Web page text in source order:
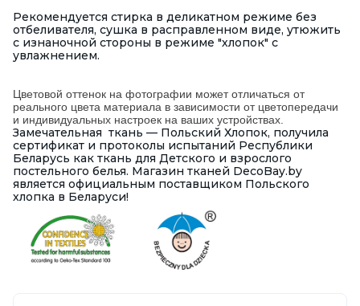
Рекомендуется стирка в деликатном режиме без
отбеливателя, сушка в расправленном виде, утюжить
с изнаночной стороны в режиме "хлопок" с
увлажнением.
Цветовой оттенок на фотографии может отличаться от
реального цвета материала в зависимости от цветопередачи
и индивидуальных настроек на ваших устройствах.
Замечательная ткань — Польский Хлопок, получила
сертификат и протоколы испытаний Республики
Беларусь как ткань для Детского и взрослого
постельного белья. Магазин тканей DecoBay.by
является официальным поставщиком Польского
хлопка в Беларуси!